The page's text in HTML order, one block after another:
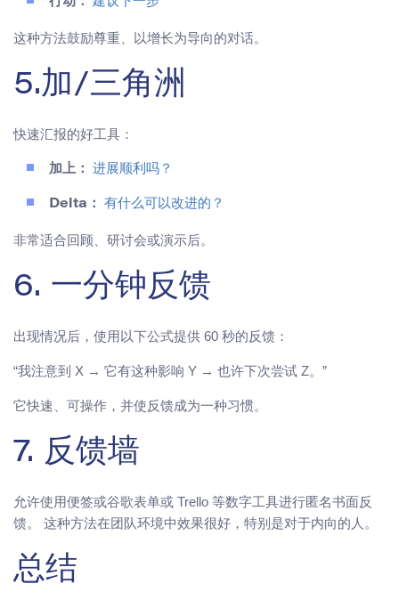
这种方法鼓励尊重、以增长为导向的对话。
5.加/三角洲
快速汇报的好工具：
加上： 进展顺利吗？
Delta： 有什么可以改进的？
非常适合回顾、研讨会或演示后。
6. 一分钟反馈
出现情况后，使用以下公式提供 60 秒的反馈：
“我注意到 X → 它有这种影响 Y → 也许下次尝试 Z。”
它快速、可操作，并使反馈成为一种习惯。
7. 反馈墙
允许使用便签或谷歌表单或 Trello 等数字工具进行匿名书面反
馈。 这种方法在团队环境中效果很好，特别是对于内向的人。
总结